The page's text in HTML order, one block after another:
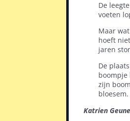
De
voeten
Maar
hoeft
jaren
De
boompje
zijn
Katrien